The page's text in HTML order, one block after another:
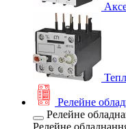
Релейне
Релейне
Релейне